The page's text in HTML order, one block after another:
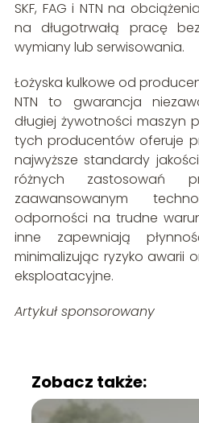
SKF, FAG i NTN na
na długotrwałą pracę
wymiany lub serwisowania.
Łożyska kulkowe od
NTN to gwarancja
długiej żywotności maszyn
tych producentów oferuje
najwyższe standardy
różnych zastosowań
zaawansowanym
odporności na trudne
inne zapewniają
minimalizując ryzyko awarii
eksploatacyjne.
Artykuł sponsorowany
Zobacz także: